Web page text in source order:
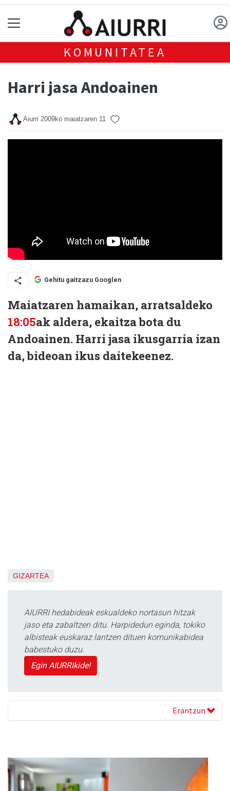
KOMUNITATEA
Harri jasa Andoainen
Aiurri 2009ko maiatzaren 11
Gehitu gaitzazu Googlen
Maiatzaren hamaikan, arratsaldeko
18:05ak aldera, ekaitza bota du
Andoainen. Harri jasa ikusgarria izan
da, bideoan ikus daitekeenez.
GIZARTEA
AIURRI hedabideak eskualdeko nortasun hitzak
jaso eta zabaltzen ditu. Harpidedun eginda, tokiko
albisteak euskaraz lantzen dituen komunikabidea
babestuko duzu.
Egin AIURRIkide!
Erantzun